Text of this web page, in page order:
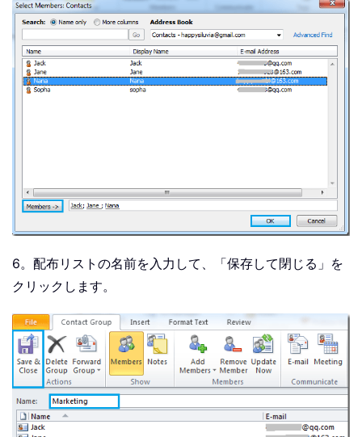
6。配布リストの名前を入力して、「保存して閉じる」を
クリックします。